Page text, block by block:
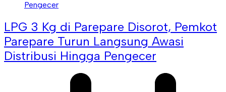
LPG 3 Kg di Parepare Disorot, Pemkot
Parepare Turun Langsung Awasi
Distribusi Hingga Pengecer